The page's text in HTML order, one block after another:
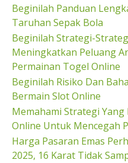
Beginilah Panduan
Taruhan Sepak Bola
Beginilah Strategi-
Meningkatkan Peluang
Permainan Togel Online
Beginilah Risiko Dan
Bermain Slot Online
Memahami Strategi
Online Untuk Mencegah
Harga Pasaran Emas
2025, 16 Karat Tidak